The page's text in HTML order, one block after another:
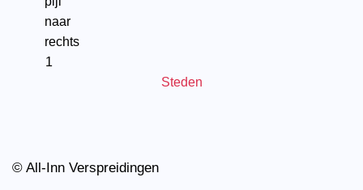
Steden
© All-Inn Verspreidingen